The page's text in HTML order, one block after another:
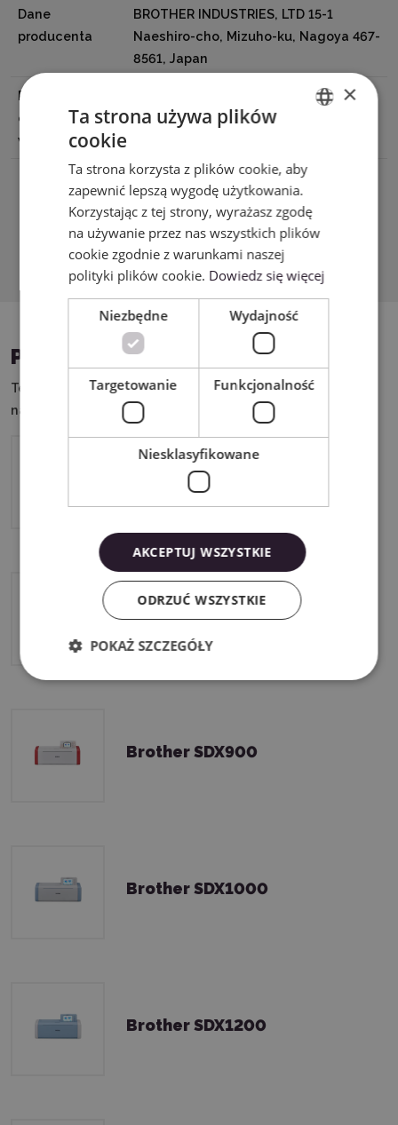
Dane
producenta
BROTHER INDUSTRIES, LTD 15-1
Naeshiro-cho, Mizuho-ku, Nagoya 467-
8561, Japan
Podmiot
odpowiedzialny
w UE
EMB Systems Spółka z o.o., 01-382
Warszawa, Szczotkarska 25, e-mail:
Pobierz PDF
PASUJĄCE URZĄDZENIA
Ten produkt możesz wykorzystać w połączeniu z
następującymi urządzeniami:
Brother SDX1250
Brother SDX2250D
Brother SDX900
Brother SDX1000
Brother SDX1200
POLISH
×
Ta strona używa plików
cookie
Ta strona korzysta z plików cookie, aby
zapewnić lepszą wygodę użytkowania.
Korzystając z tej strony, wyrażasz zgodę
na używanie przez nas wszystkich plików
cookie zgodnie z warunkami naszej
polityki plików cookie. Dowiedz się więcej
Niezbędne Wydajność
Targetowanie Funkcjonalność
Niesklasyfikowane
AKCEPTUJ WSZYSTKIE
ODRZUĆ WSZYSTKIE
POKAŻ SZCZEGÓŁY